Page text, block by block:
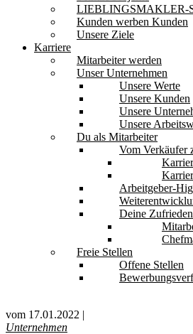
LIEBLINGSMAKLER-
Kunden werben Kunden
Unsere Ziele
Karriere
Mitarbeiter werden
Unser Unternehmen
Unsere Werte
Unsere Kunden
Unsere
Unsere
Du als Mitarbeiter
Vom Verkäufer
Arbeitgeber-
Deine
Freie Stellen
Offene Stellen
vom 17.01.2022 |
Unternehmen